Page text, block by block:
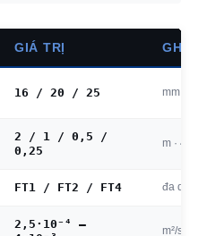
GIÁ TRỊ GHI
16 / 20 / 25 mm · 3
2 / 1 / 0,5 /
0,25
m · 4 tùy
FT1 / FT2 / FT4 đa dạng
2,5·10⁻⁴ –
m²/s · tại